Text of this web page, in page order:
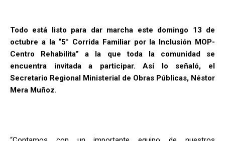
Todo está listo para dar marcha este domingo 13 de
octubre a la “5° Corrida Familiar por la Inclusión MOP-
Centro Rehabilita” a la que toda la comunidad se
encuentra invitada a participar. Así lo señaló, el
Secretario Regional Ministerial de Obras Públicas, Néstor
Mera Muñoz.